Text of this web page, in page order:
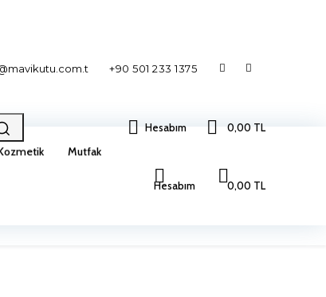
+90 501 233 1375
Hesabım 0,00 TL
Otomobil
Mutfak
Hesabım 0,00 TL